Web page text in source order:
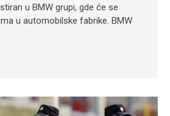
u BMW grupi, gde će se
u automobilske fabrike. BMW